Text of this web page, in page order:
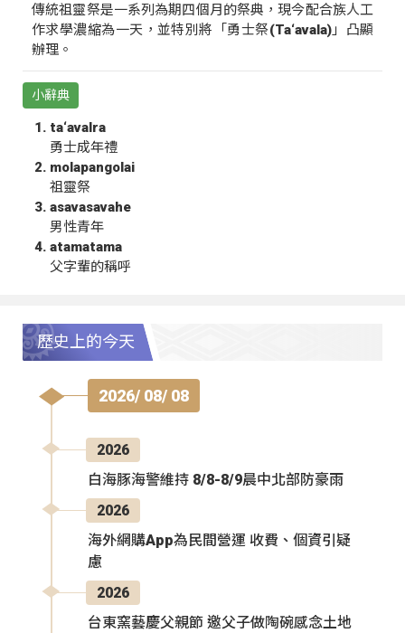
傳統祖靈祭是一系列為期四個月的祭典，現今配合族人工
作求學濃縮為一天，並特別將「勇士祭(Ta‘avala)」凸顯
辦理。
小辭典
ta‘avalra
勇士成年禮
molapangolai
祖靈祭
asavasavahe
男性青年
atamatama
父字輩的稱呼
歷史上的今天
2026/ 08/ 08
2026
白海豚海警維持 8/8-8/9晨中北部防豪雨
2026
海外網購App為民間營運 收費、個資引疑
慮
2026
台東窯藝慶父親節 邀父子做陶碗感念土地